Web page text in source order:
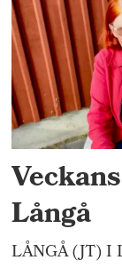
Långå
LÅNGÅ (JT) I